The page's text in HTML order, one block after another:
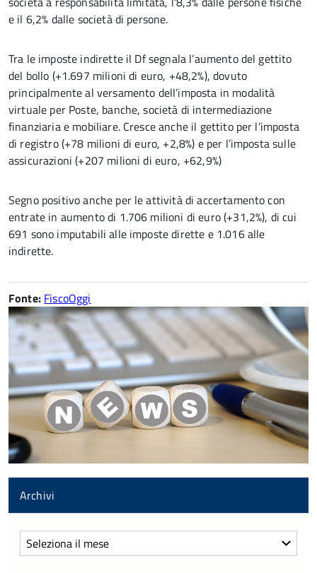
e il 6,2% dalle società di persone.
Tra le imposte indirette il Df segnala l’aumento del gettito
del bollo (+1.697 milioni di euro, +48,2%), dovuto
principalmente al versamento dell’imposta in modalità
virtuale per Poste, banche, società di intermediazione
finanziaria e mobiliare. Cresce anche il gettito per l’imposta
di registro (+78 milioni di euro, +2,8%) e per l’imposta sulle
assicurazioni (+207 milioni di euro, +62,9%)
Segno positivo anche per le attività di accertamento con
entrate in aumento di 1.706 milioni di euro (+31,2%), di cui
691 sono imputabili alle imposte dirette e 1.016 alle
indirette.
Fonte: FiscoOggi
Archivi
Archivi